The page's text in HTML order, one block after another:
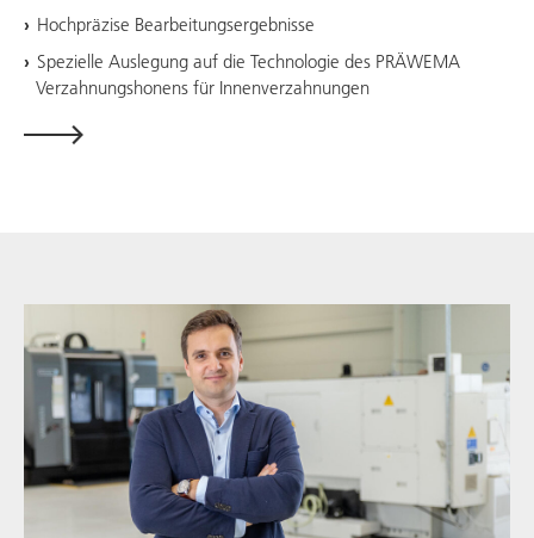
Hochpräzise Bearbeitungsergebnisse
Spezielle Auslegung auf die Technologie des PRÄWEMA
Verzahnungshonens für Innenverzahnungen